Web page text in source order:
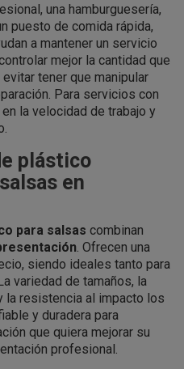
una hamburguesería,
puesto de comida rápida,
a mantener un servicio
mejor la cantidad que
tener que manipular
Para servicios con
la velocidad de trabajo y
plástico
en
para salsas combinan
. Ofrecen una
siendo ideales tanto para
variedad de tamaños, la
la resistencia al impacto los
y duradera para
que quiera mejorar su
profesional.